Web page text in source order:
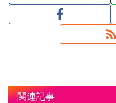
関連記事